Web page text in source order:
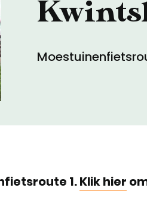
1.Klik hier